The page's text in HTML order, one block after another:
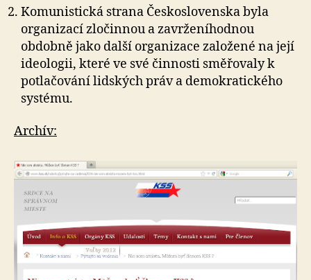
Komunistická strana Československa byla
organizací zločinnou a zavrženíhodnou
obdobně jako další organizace založené na její
ideologii, které ve své činnosti směřovaly k
potlačování lidských práv a demokratického
systému.
Archív: